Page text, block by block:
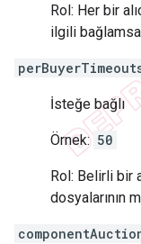
Rol: Her bir
ilgili
İsteğe bağlı
Örnek: 50
Rol: Belirli bir
dosyalarının